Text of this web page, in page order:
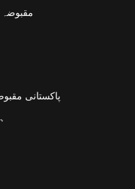
مقبوضہ
پاکستانی